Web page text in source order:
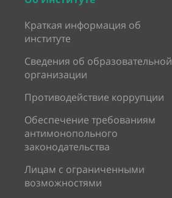
Краткая информация об
институте
Сведения об образовательной
организации
Противодействие коррупции
Обеспечение требованиям
антимонопольного
законодательства
Лицам с ограниченными
возможностями